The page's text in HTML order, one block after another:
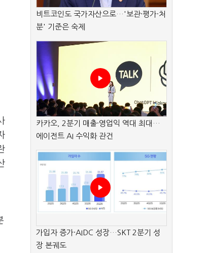
비트코인도 국가자산으로…'보관·평가·처
분' 기준은 숙제
카카오, 2분기 매출·영업익 역대 최대…
에이전트 AI 수익화 관건
가입자 증가·AIDC 성장…SKT 2분기 성
장 본궤도